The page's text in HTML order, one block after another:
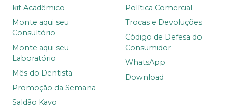
kit Acadêmico
Monte aqui seu
Consultório
Monte aqui seu
Laboratório
Mês do Dentista
Promoção da Semana
Saldão Kavo
Política Comercial
Trocas e Devoluções
Código de Defesa do
Consumidor
WhatsApp
Download